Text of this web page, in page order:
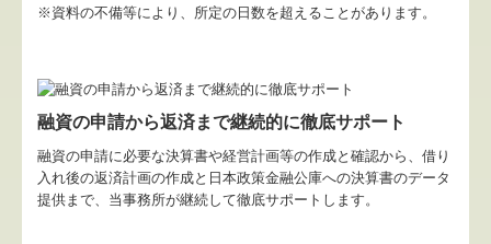
※資料の不備等により、所定の日数を超えることがあります。
融資の申請から返済まで継続的に徹底サポート
融資の申請に必要な決算書や経営計画等の作成と確認から、借り
入れ後の返済計画の作成と日本政策金融公庫への決算書のデータ
提供まで、当事務所が継続して徹底サポートします。